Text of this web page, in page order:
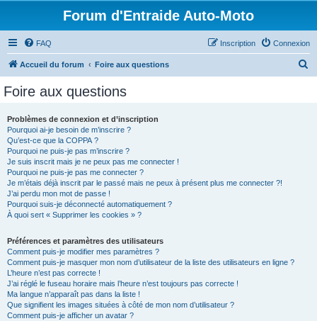
Forum d'Entraide Auto-Moto
FAQ Connexion
Inscription
Accueil du forum Foire aux questions
Foire aux questions
Problèmes de connexion et d’inscription
Pourquoi ai-je besoin de m’inscrire ?
Qu’est-ce que la COPPA ?
Pourquoi ne puis-je pas m’inscrire ?
Je suis inscrit mais je ne peux pas me connecter !
Pourquoi ne puis-je pas me connecter ?
Je m’étais déjà inscrit par le passé mais ne peux à présent plus me connecter ?!
J’ai perdu mon mot de passe !
Pourquoi suis-je déconnecté automatiquement ?
À quoi sert « Supprimer les cookies » ?
Préférences et paramètres des utilisateurs
Comment puis-je modifier mes paramètres ?
Comment puis-je masquer mon nom d’utilisateur de la liste des utilisateurs en ligne ?
L’heure n’est pas correcte !
J’ai réglé le fuseau horaire mais l’heure n’est toujours pas correcte !
Ma langue n’apparaît pas dans la liste !
Que signifient les images situées à côté de mon nom d’utilisateur ?
Comment puis-je afficher un avatar ?